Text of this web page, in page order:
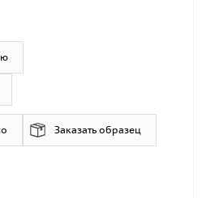
Заказать образец